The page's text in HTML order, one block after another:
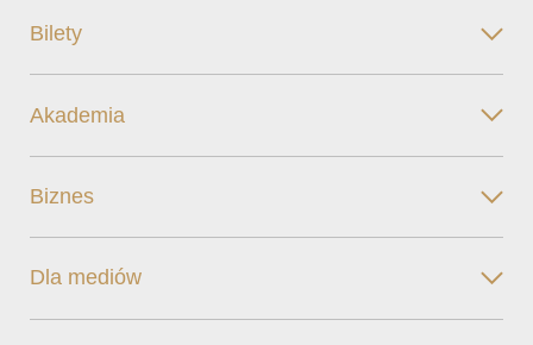
Bilety
Akademia
Biznes
Dla mediów